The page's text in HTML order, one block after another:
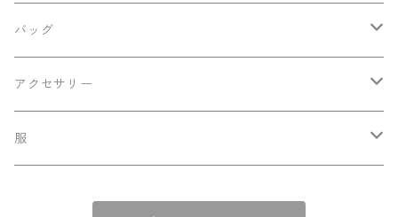
バッグ
ショルダーバッグ
トートバッグ
アクセサリー
バッジ
服